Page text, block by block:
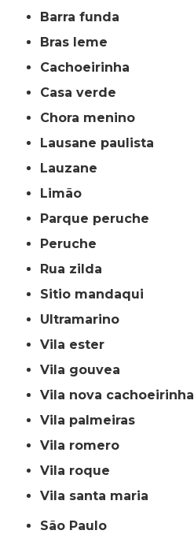
barra funda
bras leme
cachoeirinha
casa verde
chora menino
lausane paulista
lauzane
limão
parque peruche
peruche
rua zilda
sitio mandaqui
ultramarino
vila ester
vila gouvea
vila nova cachoeirinha
vila palmeiras
vila romero
vila roque
vila santa maria
São Paulo